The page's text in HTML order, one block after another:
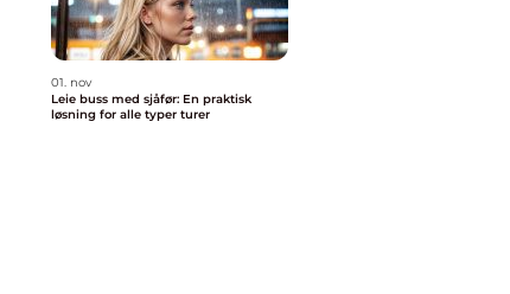
01. nov
Leie buss med sjåfør: En praktisk
løsning for alle typer turer